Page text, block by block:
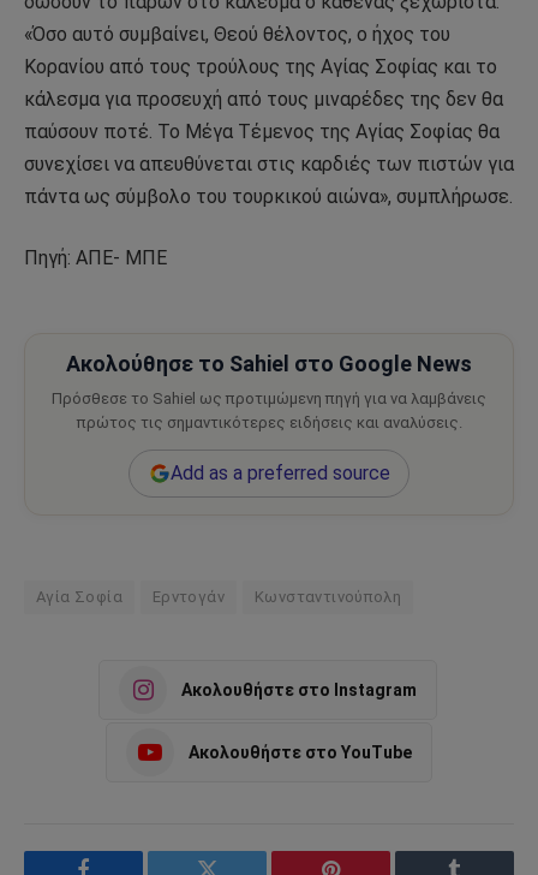
«Όσο αυτό συμβαίνει, Θεού θέλοντος, ο ήχος του
Κορανίου από τους τρούλους της Αγίας Σοφίας και το
κάλεσμα για προσευχή από τους μιναρέδες της δεν θα
παύσουν ποτέ. Το Μέγα Τέμενος της Αγίας Σοφίας θα
συνεχίσει να απευθύνεται στις καρδιές των πιστών για
πάντα ως σύμβολο του τουρκικού αιώνα», συμπλήρωσε.
Πηγή: ΑΠΕ- ΜΠΕ
Ακολούθησε το Sahiel στο Google News
Πρόσθεσε το Sahiel ως προτιμώμενη πηγή για να λαμβάνεις
πρώτος τις σημαντικότερες ειδήσεις και αναλύσεις.
Add as a preferred source
Αγία Σοφία Ερντογάν Κωνσταντινούπολη
Ακολουθήστε στο Instagram
Ακολουθήστε στο YouTube